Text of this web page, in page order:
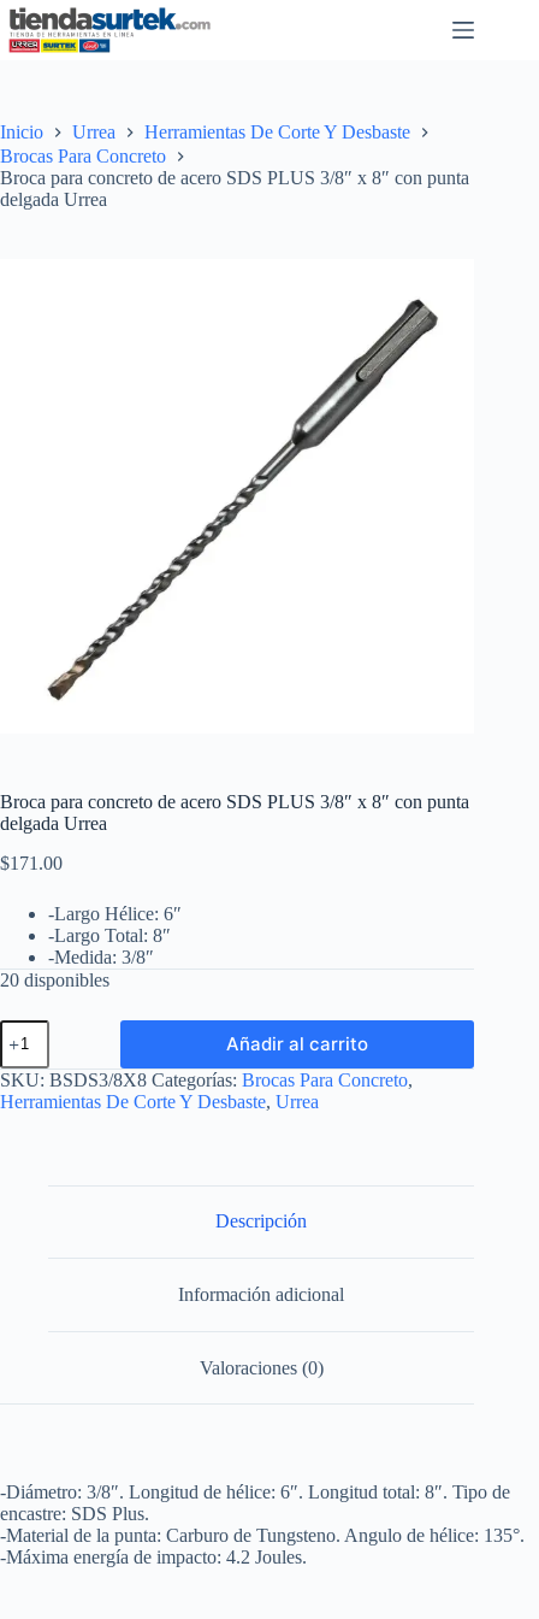
Saltar
al
contenido
Inicio Urrea
Herramientas De Corte Y Desbaste
Brocas Para Concreto
Broca para concreto de acero SDS PLUS 3/8″ x 8″ con punta
delgada Urrea
Broca para concreto de acero SDS PLUS 3/8″ x 8″ con punta
delgada Urrea
$171.00
-Largo Hélice: 6″
-Largo Total: 8″
-Medida: 3/8″
20 disponibles
Broca
para
concreto
de
acero
Añadir al carrito
SKU: BSDS3/8X8 Categorías: Brocas Para Concreto,
Herramientas De Corte Y Desbaste, Urrea
Descripción
Información adicional
Valoraciones (0)
-Diámetro: 3/8″. Longitud de hélice: 6″. Longitud total: 8″. Tipo de
encastre: SDS Plus.
-Material de la punta: Carburo de Tungsteno. Angulo de hélice: 135°.
-Máxima energía de impacto: 4.2 Joules.